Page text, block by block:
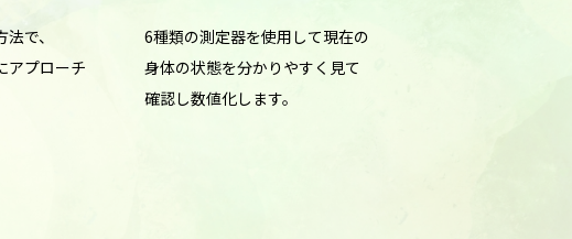
で、
アプローチ
6種類の測定器を使用して現在の
身体の状態を分かりやすく見て
確認し数値化します。